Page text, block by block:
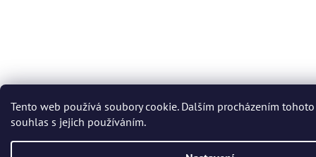
Tento web používá soubory cookie. Dalším procházením
souhlas s jejich používáním.